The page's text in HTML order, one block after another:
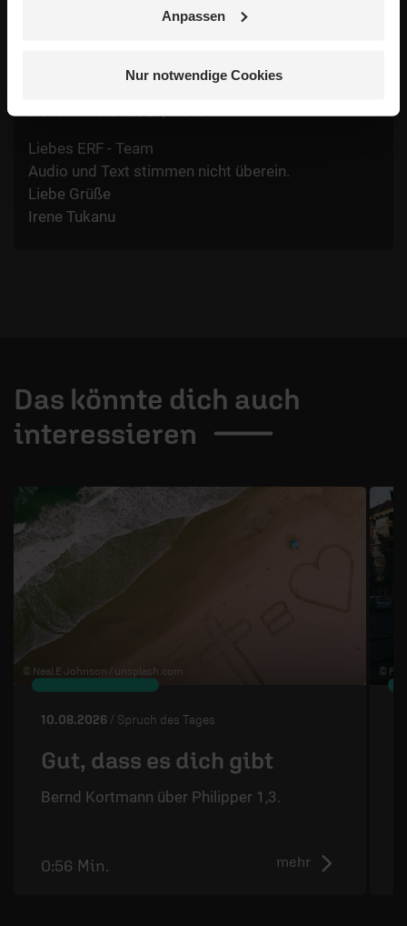
Anpassen
Nur notwendige Cookies
Irene T./10.01.2025, 4:51 Uhr
Liebes ERF - Team
Audio und Text stimmen nicht überein.
Liebe Grüße
Irene Tukanu
Das könnte dich auch
interessieren
© Neal E Johnson / unsplash.com
10.08.2026 / Spruch des Tages
Gut, dass es dich gibt
Bernd Kortmann über Philipper 1,3.
mehr
0:56 Min.
© Flo